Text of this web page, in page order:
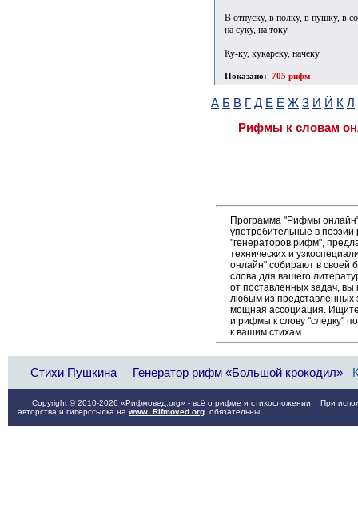
В отпуску, в полку, в пушку, в
на суку, на току.
Ку-ку, кукареку, начеку.
Показано: 705 рифм
А Б В Г Д Е Ё Ж З И Й К Л
Рифмы к словам
Программа "Рифмы
употребительные в
"генераторов рифм",
технических и
онлайн" собирают в своей
слова для вашего
от поставленных задач,
любым из
мощная ассоциация. Ищите
и рифмы к слову "следку"
к вашим стихам.
Стихи Пушкина Генератор рифм «Большой крокодил»
Copyright © 2010-2026 «Рифмовед.org» - всё о рифме и стихосложении. При
авторства и гиперссылка на www. Rifmoved.org обязательны.